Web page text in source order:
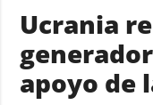
Ucrania
apoyo de